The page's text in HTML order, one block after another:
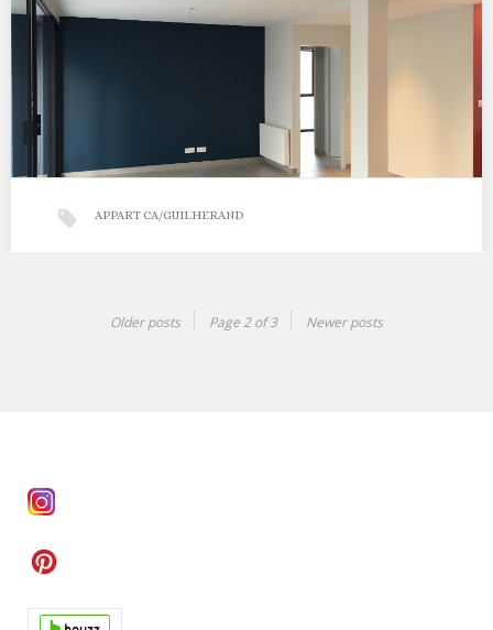
Mission Conception / chantier 2017 En cours de finalisation d’un
APPART CA/GUILHERAND
Older posts Page 2 of 3 Newer posts